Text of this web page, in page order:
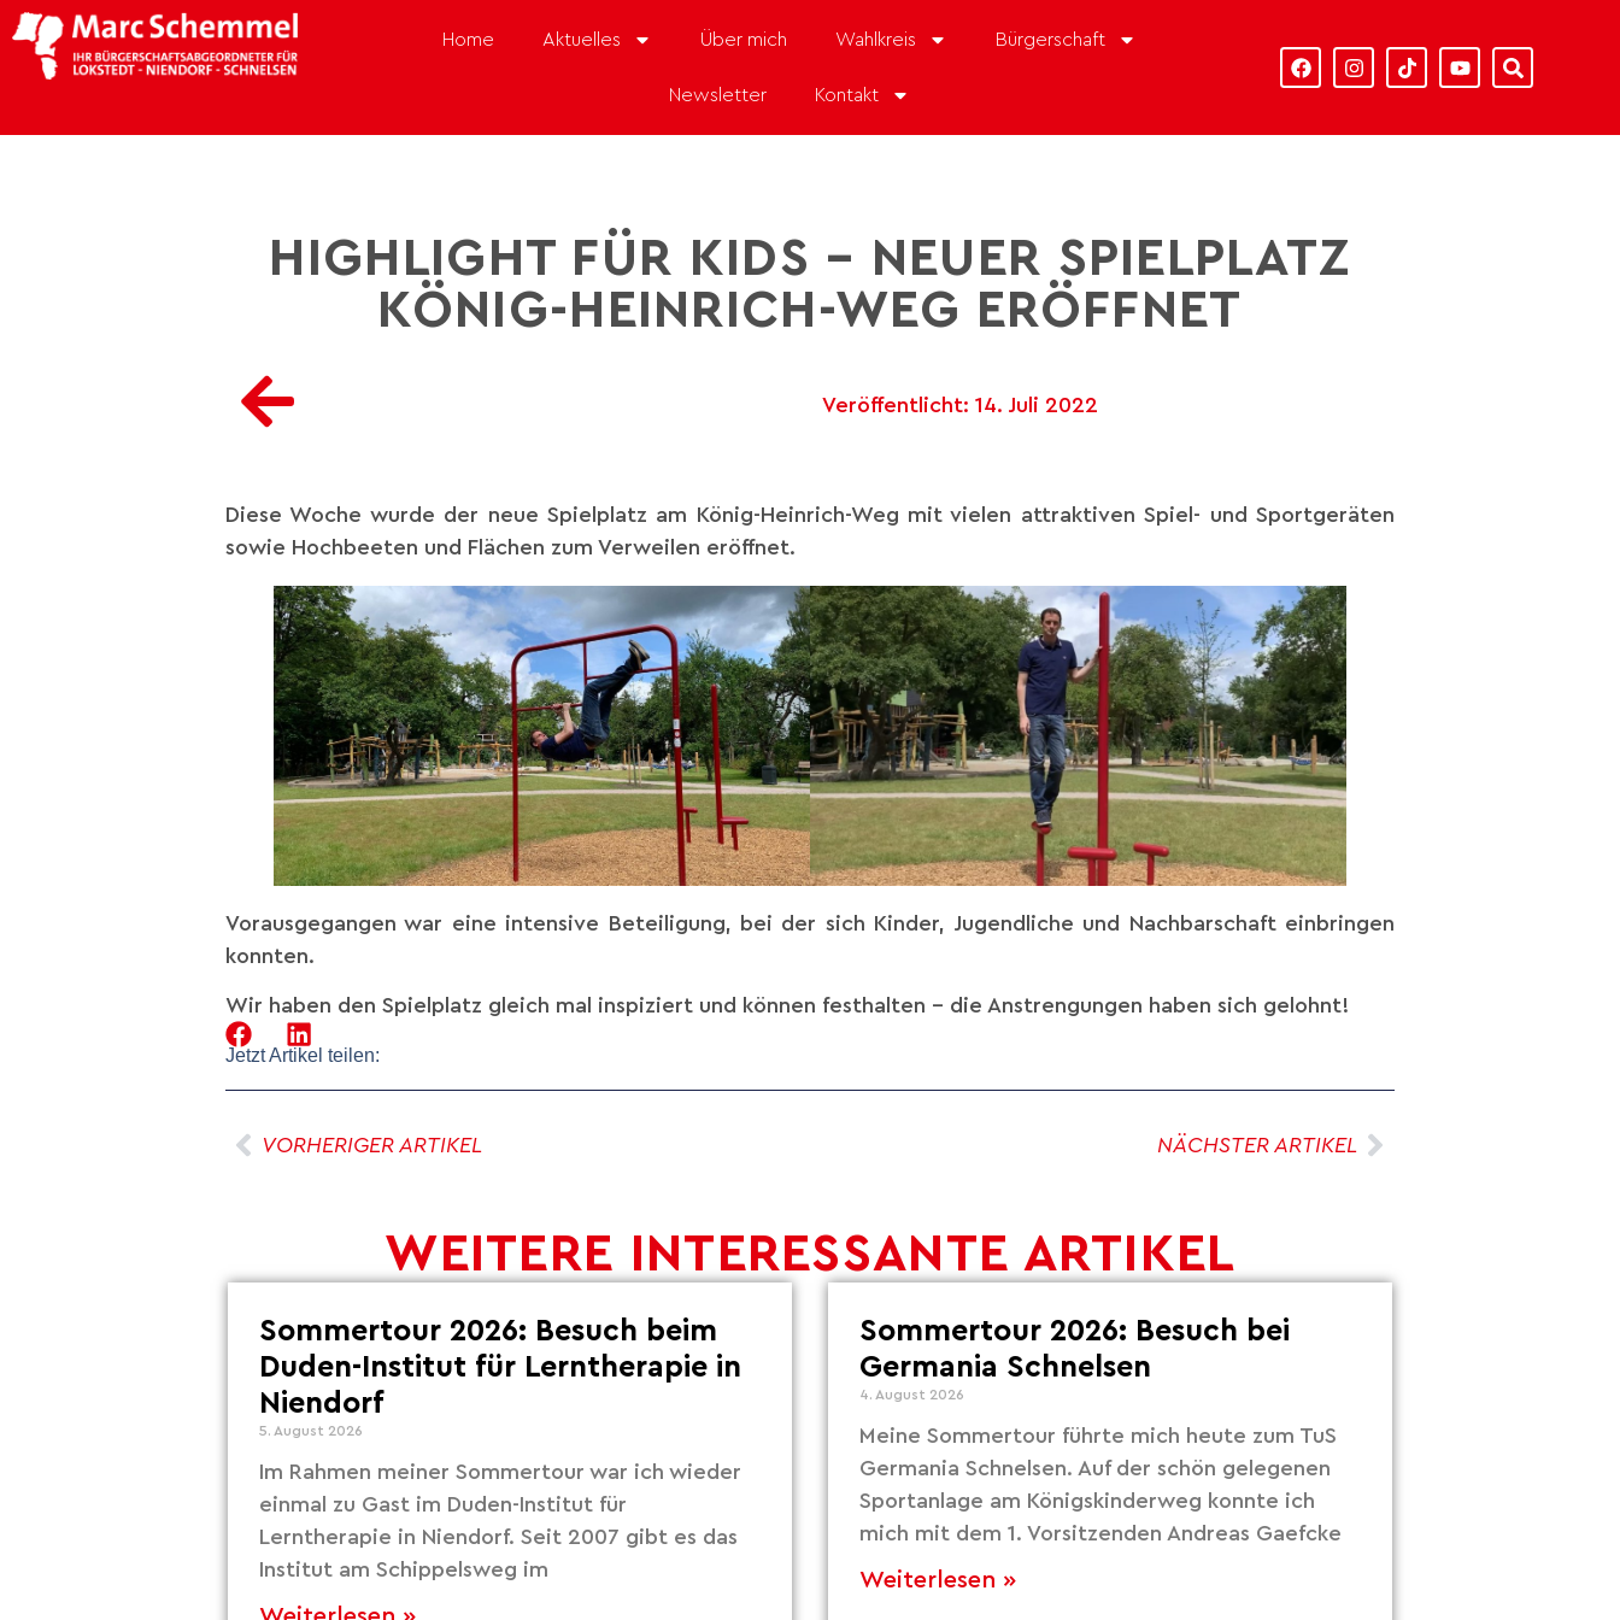
Home Aktuelles Über mich Wahlkreis Bürgerschaft
Newsletter Kontakt
HIGHLIGHT FÜR KIDS – NEUER SPIELPLATZ
KÖNIG-HEINRICH-WEG ERÖFFNET
Veröffentlicht: 14. Juli 2022
Diese Woche wurde der neue Spielplatz am König-Heinrich-Weg mit vielen attraktiven Spiel- und Sportgeräten
sowie Hochbeeten und Flächen zum Verweilen eröffnet.
Vorausgegangen war eine intensive Beteiligung, bei der sich Kinder, Jugendliche und Nachbarschaft einbringen
konnten.
Wir haben den Spielplatz gleich mal inspiziert und können festhalten – die Anstrengungen haben sich gelohnt!
Jetzt Artikel teilen:
VORHERIGER ARTIKEL NÄCHSTER ARTIKEL
WEITERE INTERESSANTE ARTIKEL
Sommertour 2026: Besuch beim
Duden-Institut für Lerntherapie in
Niendorf
5. August 2026
Im Rahmen meiner Sommertour war ich wieder
einmal zu Gast im Duden-Institut für
Lerntherapie in Niendorf. Seit 2007 gibt es das
Institut am Schippelsweg im
Sommertour 2026: Besuch bei
Germania Schnelsen
4. August 2026
Meine Sommertour führte mich heute zum TuS
Germania Schnelsen. Auf der schön gelegenen
Sportanlage am Königskinderweg konnte ich
mich mit dem 1. Vorsitzenden Andreas Gaefcke
Weiterlesen »